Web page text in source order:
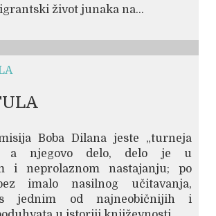
život junaka na...
Boba Dilana jeste „turneja
a njegovo delo, delo je u
i neprolaznom nastajanju; po
imalo nasilnog učitavanja,
s jednim od najneobičnijih i